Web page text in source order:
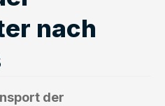
nach
der